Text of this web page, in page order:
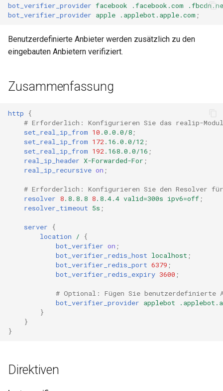
limit-traffic
lmdb
lock
logger-socket
lrucache
macaroons
memcached
murmurhash2
mysql
bot_verifier_provider facebook .facebook.com
bot_verifier_provider apple .applebot.apple.com ;
Benutzerdefinierte Anbieter werden zusätzlich zu den
eingebauten Anbietern verifiziert.
Zusammenfassung
http
{
# Erforderlich: Konfigurieren Sie das realip-
set_real_ip_from 10 .0.0.0/8 ;
set_real_ip_from 172 .16.0.0/12 ;
set_real_ip_from 192 .168.0.0/16 ;
real_ip_header X-Forwarded-For ;
real_ip_recursive on ;
# Erforderlich: Konfigurieren Sie den Resolver für
resolver 8.8.8.8 8.8.4.4 valid=300s ipv6=off ;
resolver_timeout 5s ;
server
{
location
/
{
bot_verifier on ;
bot_verifier_redis_host localhost ;
bot_verifier_redis_port 6379 ;
bot_verifier_redis_expiry 3600 ;
# Optional: Fügen Sie benutzerdefinierte
bot_verifier_provider applebot
}
}
}
Direktiven